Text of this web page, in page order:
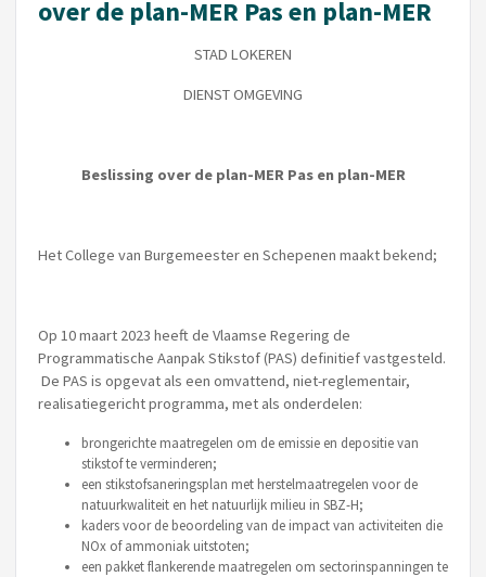
over de plan-MER Pas en plan-MER
STAD LOKEREN
DIENST OMGEVING
Beslissing over de plan-MER Pas en plan-MER
Het College van Burgemeester en Schepenen maakt bekend;
Op 10 maart 2023 heeft de Vlaamse Regering de
Programmatische Aanpak Stikstof (PAS) definitief vastgesteld.
De PAS is opgevat als een omvattend, niet-reglementair,
realisatiegericht programma, met als onderdelen:
brongerichte maatregelen om de emissie en depositie van
stikstof te verminderen;
een stikstofsaneringsplan met herstelmaatregelen voor de
natuurkwaliteit en het natuurlijk milieu in SBZ-H;
kaders voor de beoordeling van de impact van activiteiten die
NOx of ammoniak uitstoten;
een pakket flankerende maatregelen om sectorinspanningen te